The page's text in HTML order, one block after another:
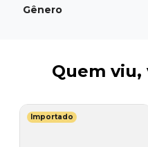
Gênero
Quem
Importado